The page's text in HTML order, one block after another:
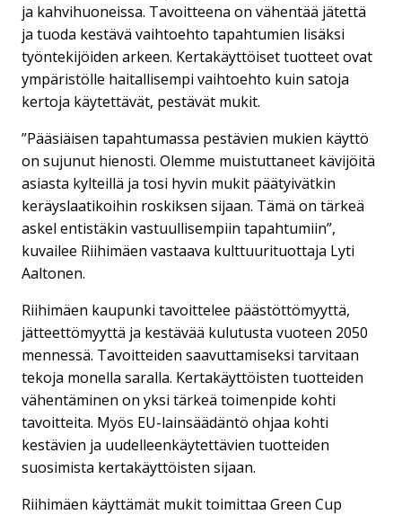
ja kahvihuoneissa. Tavoitteena on vähentää jätettä
ja tuoda kestävä vaihtoehto tapahtumien lisäksi
työntekijöiden arkeen. Kertakäyttöiset tuotteet ovat
ympäristölle haitallisempi vaihtoehto kuin satoja
kertoja käytettävät, pestävät mukit.
”Pääsiäisen tapahtumassa pestävien mukien käyttö
on sujunut hienosti. Olemme muistuttaneet kävijöitä
asiasta kylteillä ja tosi hyvin mukit päätyivätkin
keräyslaatikoihin roskiksen sijaan. Tämä on tärkeä
askel entistäkin vastuullisempiin tapahtumiin”,
kuvailee Riihimäen vastaava kulttuurituottaja Lyti
Aaltonen.
Riihimäen kaupunki tavoittelee päästöttömyyttä,
jätteettömyyttä ja kestävää kulutusta vuoteen 2050
mennessä. Tavoitteiden saavuttamiseksi tarvitaan
tekoja monella saralla. Kertakäyttöisten tuotteiden
vähentäminen on yksi tärkeä toimenpide kohti
tavoitteita. Myös EU-lainsäädäntö ohjaa kohti
kestävien ja uudelleenkäytettävien tuotteiden
suosimista kertakäyttöisten sijaan.
Riihimäen käyttämät mukit toimittaa Green Cup